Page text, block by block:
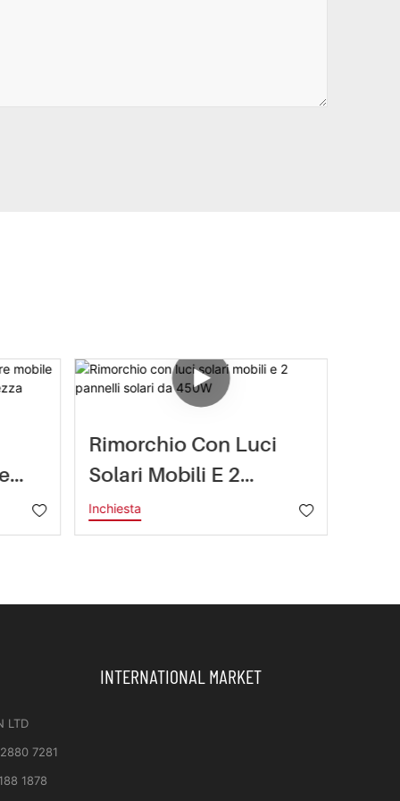
Rimorchio Con Luci
Solari Mobili E 2
Pannelli Solari Da
450W
Inchiesta
LTD
7281
1878
INTERNATIONAL MARKET